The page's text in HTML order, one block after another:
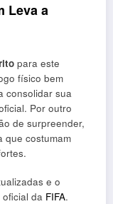
Leva a
para este
físico bem
consolidar sua
Por outro
de surpreender,
que costumam
e o
da FIFA.